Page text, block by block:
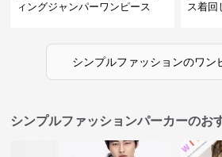
ィングジャンパーワンピース
ス着回
シンプルファッションのワン
シンプルファッションパーカーのお